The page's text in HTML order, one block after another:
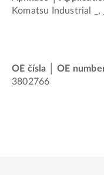
Komatsu Industrial _,
OE čísla │ OE
3802766